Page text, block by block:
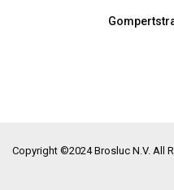
Copyright ©2024 Brosluc N.V. All